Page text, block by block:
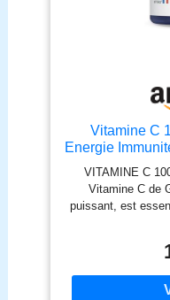
Vitamine C
Energie
VITAMINE C
Vitamine C de
puissant, est
votre routine
alimentaire, la
production
Intégrez ce